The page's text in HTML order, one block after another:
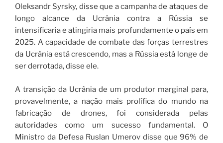
Oleksandr Syrsky, disse que a campanha de ataques de
longo alcance da Ucrânia contra a Rússia se
intensificaria e atingiria mais profundamente o país em
2025. A capacidade de combate das forças terrestres
da Ucrânia está crescendo, mas a Rússia está longe de
ser derrotada, disse ele.
A transição da Ucrânia de um produtor marginal para,
provavelmente, a nação mais prolífica do mundo na
fabricação de drones, foi considerada pelas
autoridades como um sucesso fundamental. O
Ministro da Defesa Ruslan Umerov disse que 96% de